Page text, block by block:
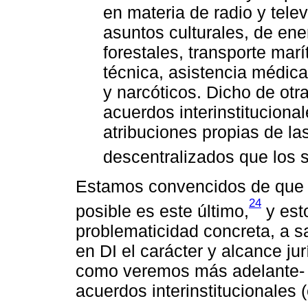
en materia de radio y
asuntos culturales, de
forestales, transporte
técnica, asistencia
y narcóticos. Dicho de
acuerdos
atribuciones propias de
descentralizados que los
Estamos convencidos de
posible es este último,24 y
problematicidad concreta, a
en DI el carácter y alcance
como veremos más
acuerdos interinstitucionales